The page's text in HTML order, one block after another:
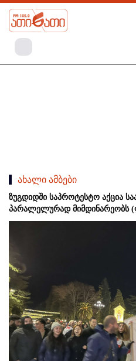
ახალი ამბები
ზუგდიდში საპროტესტო აქცია
პარალელურად მიმდინარეობს